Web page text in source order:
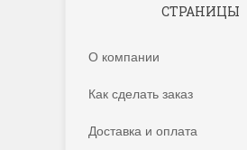
СТРАНИЦЫ
О компании
Как сделать заказ
Доставка и оплата